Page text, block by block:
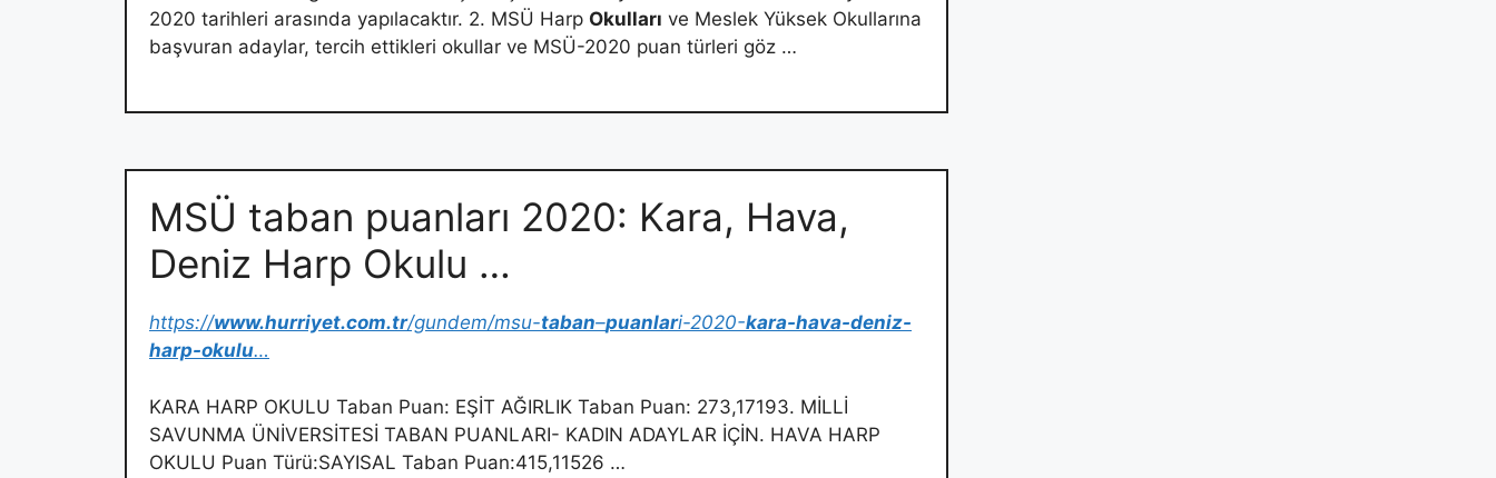
2020 tarihleri arasında yapılacaktır. 2. MSÜ Harp Okulları ve Meslek Yüksek Okullarına
başvuran adaylar, tercih ettikleri okullar ve MSÜ-2020 puan türleri göz …
MSÜ taban puanları 2020: Kara, Hava,
Deniz Harp Okulu …
https://www.hurriyet.com.tr/gundem/msu-taban–puanlari-2020-kara-hava-deniz-
harp-okulu…
KARA HARP OKULU Taban Puan: EŞİT AĞIRLIK Taban Puan: 273,17193. MİLLİ
SAVUNMA ÜNİVERSİTESİ TABAN PUANLARI- KADIN ADAYLAR İÇİN. HAVA HARP
OKULU Puan Türü:SAYISAL Taban Puan:415,11526 …